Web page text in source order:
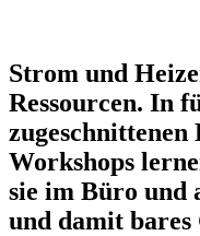
Strom und
Ressourcen. In
Workshops
sie im Büro und
und damit bares